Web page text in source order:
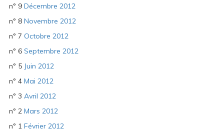
n° 9 Décembre 2012
n° 8 Novembre 2012
n° 7 Octobre 2012
n° 6 Septembre 2012
n° 5 Juin 2012
n° 4 Mai 2012
n° 3 Avril 2012
n° 2 Mars 2012
n° 1 Février 2012